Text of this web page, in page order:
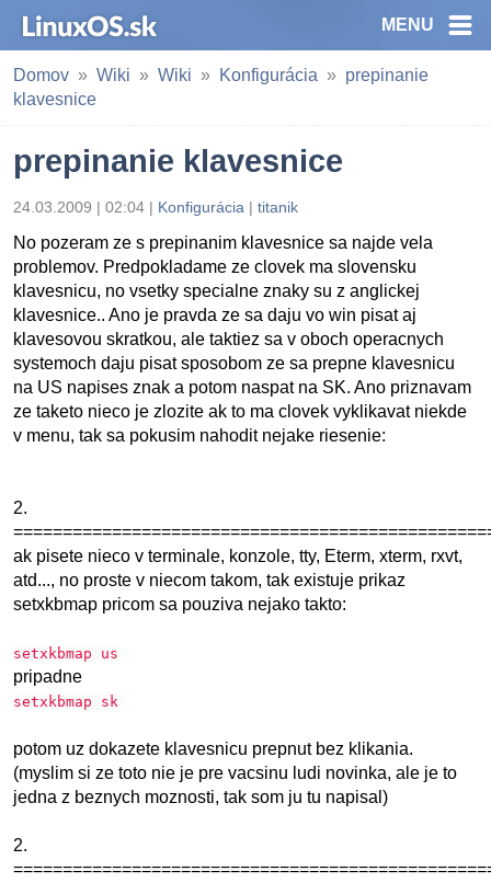
MENU
Domov Wiki Wiki Konfigurácia
prepinanie
klavesnice
prepinanie klavesnice
24.03.2009 | 02:04 | Konfigurácia | titanik
No pozeram ze s prepinanim klavesnice sa najde vela
problemov. Predpokladame ze clovek ma slovensku
klavesnicu, no vsetky specialne znaky su z anglickej
klavesnice.. Ano je pravda ze sa daju vo win pisat aj
klavesovou skratkou, ale taktiez sa v oboch operacnych
systemoch daju pisat sposobom ze sa prepne klavesnicu
na US napises znak a potom naspat na SK. Ano priznavam
ze taketo nieco je zlozite ak to ma clovek vyklikavat niekde
v menu, tak sa pokusim nahodit nejake riesenie:
2.
ak pisete nieco v terminale, konzole, tty, Eterm, xterm, rxvt,
atd..., no proste v niecom takom, tak existuje prikaz
setxkbmap pricom sa pouziva nejako takto:
setxkbmap us
pripadne
setxkbmap sk
potom uz dokazete klavesnicu prepnut bez klikania.
(myslim si ze toto nie je pre vacsinu ludi novinka, ale je to
jedna z beznych moznosti, tak som ju tu napisal)
2.